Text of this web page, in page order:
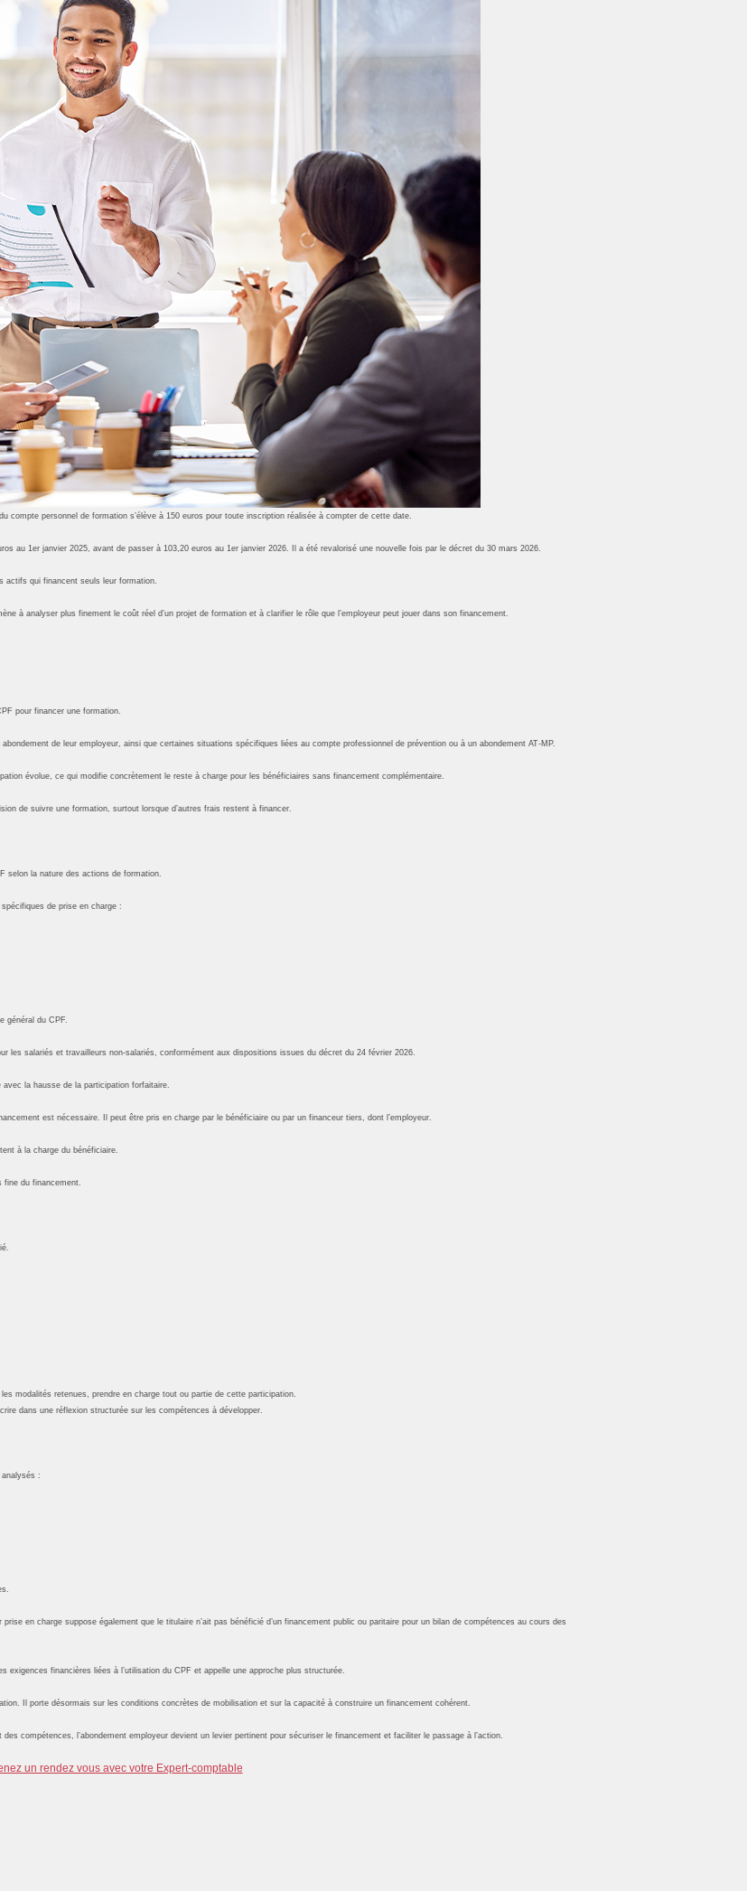
compte personnel de formation s’élève à 150 euros pour toute inscription réalisée à compter de cette date.
au 1er janvier 2025, avant de passer à 103,20 euros au 1er janvier 2026. Il a été revalorisé une nouvelle fois par le décret du 30 mars 2026.
actifs qui financent seuls leur formation.
à analyser plus finement le coût réel d’un projet de formation et à clarifier le rôle que l’employeur peut jouer dans son financement.
pour financer une formation.
de leur employeur, ainsi que certaines situations spécifiques liées au compte professionnel de prévention ou à un abondement AT-MP.
évolue, ce qui modifie concrètement le reste à charge pour les bénéficiaires sans financement complémentaire.
de suivre une formation, surtout lorsque d’autres frais restent à financer.
selon la nature des actions de formation.
de prise en charge :
général du CPF.
les salariés et travailleurs non-salariés, conformément aux dispositions issues du décret du 24 février 2026.
la hausse de la participation forfaitaire.
est nécessaire. Il peut être pris en charge par le bénéficiaire ou par un financeur tiers, dont l’employeur.
à la charge du bénéficiaire.
du financement.
modalités retenues, prendre en charge tout ou partie de cette participation.
dans une réflexion structurée sur les compétences à développer.
:
en charge suppose également que le titulaire n’ait pas bénéficié d’un financement public ou paritaire pour un bilan de compétences au cours des
exigences financières liées à l’utilisation du CPF et appelle une approche plus structurée.
Il porte désormais sur les conditions concrètes de mobilisation et sur la capacité à construire un financement cohérent.
des compétences, l’abondement employeur devient un levier pertinent pour sécuriser le financement et faciliter le passage à l’action.
un rendez vous avec votre Expert-comptable